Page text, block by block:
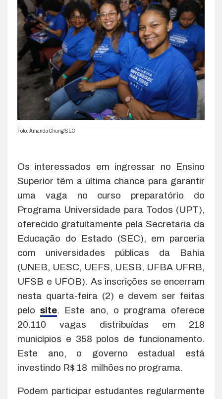
Foto: Amanda Chung/SEC
Os interessados em ingressar no Ensino
Superior têm a última chance para garantir
uma vaga no curso preparatório do
Programa Universidade para Todos (UPT),
oferecido gratuitamente pela Secretaria da
Educação do Estado (SEC), em parceria
com universidades públicas da Bahia
(UNEB, UESC, UEFS, UESB, UFBA UFRB,
UFSB e UFOB). As inscrições se encerram
nesta quarta-feira (2) e devem ser feitas
pelosite. Este ano, o programa oferece
20.110 vagas distribuídas em 218
municípios e 358 polos de funcionamento.
Este ano, o governo estadual está
investindo R$ 18 milhões no programa.
Podem participar estudantes regularmente